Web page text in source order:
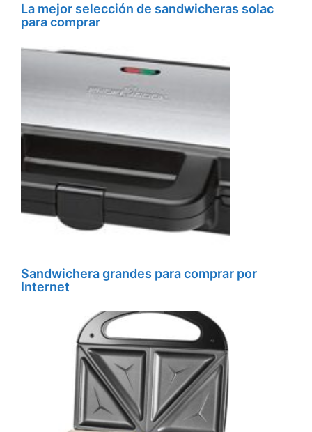
La mejor selección de sandwicheras solac
para comprar
Sandwichera grandes para comprar por
Internet